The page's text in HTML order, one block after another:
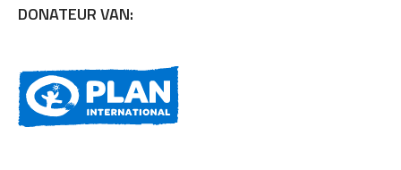
DONATEUR VAN: